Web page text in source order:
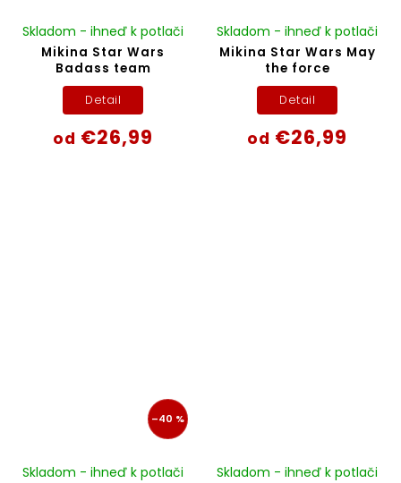
Mikina Star Wars
Badass team
Skladom - ihneď k potlači
od €26,99
Detail
Mikina Star Wars May
the force
Skladom - ihneď k potlači
od €26,99
Detail
–40 %
Skladom - ihneď k potlači Skladom - ihneď k potlači